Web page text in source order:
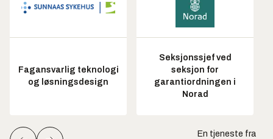
Fagansvarlig teknologi
og løsningsdesign
Seksjonssjef ved
seksjon for
garantiordningen i
Norad
En tjeneste fra